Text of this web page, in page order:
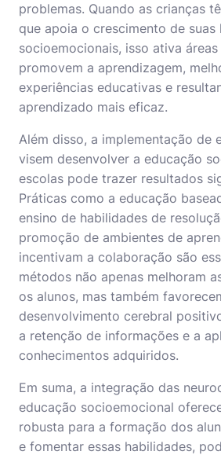
problemas. Quando as crianças
que apoia o crescimento de suas
socioemocionais, isso ativa
promovem a aprendizagem,
experiências educativas e
aprendizado mais eficaz.
Além disso, a implementação de
visem desenvolver a educação
escolas pode trazer resultados
Práticas como a educação
ensino de habilidades de
promoção de ambientes de
incentivam a colaboração são
métodos não apenas melhoram
os alunos, mas também
desenvolvimento cerebral
a retenção de informações e a
conhecimentos adquiridos.
Em suma, a integração das
educação socioemocional
robusta para a formação dos
e fomentar essas habilidades,